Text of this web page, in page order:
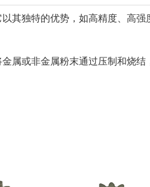
其独特的优势，如高精度、高
属或非金属粉末通过压制和烧